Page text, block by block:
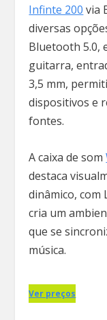
Infinte 200 via
diversas
Bluetooth 5.0,
guitarra,
3,5 mm,
dispositivos e
fontes.
A caixa de som
destaca
dinâmico, com
cria um
que se
música.
Ver preços